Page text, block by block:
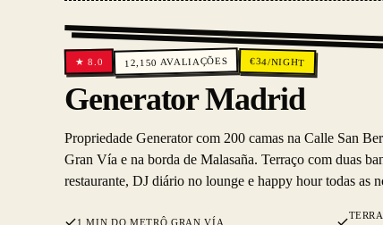
★8.0 12,150 AVALIAÇÕES €34/NIGHT
Generator Madrid
Propriedade Generator com 200 camas na Calle San
Gran Vía e na borda de Malasaña. Terraço com duas
restaurante, DJ diário no lounge e happy hour todas as
1 MIN DO METRÔ GRAN VÍA